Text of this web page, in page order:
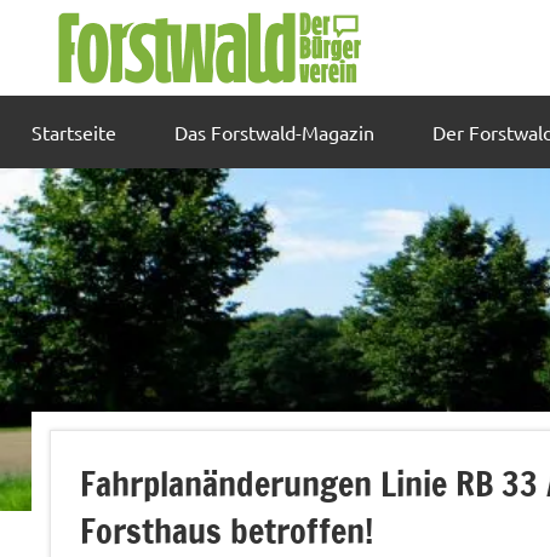
Startseite Das Forstwald-Magazin Der
Fahrplanänderungen Linie RB
Forsthaus betroffen!